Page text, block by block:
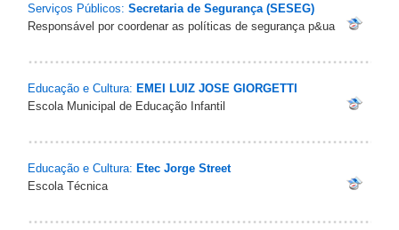
Serviços Públicos: Secretaria de Segurança (SESEG)
Responsável por coordenar as políticas de segurança p&ua
Educação e Cultura: EMEI LUIZ JOSE GIORGETTI
Escola Municipal de Educação Infantil
Educação e Cultura: Etec Jorge Street
Escola Técnica